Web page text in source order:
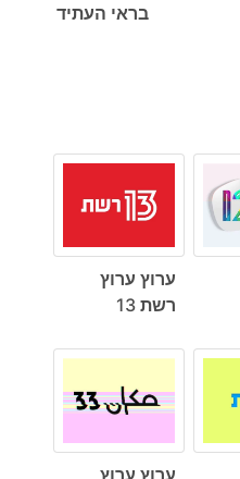
בראי העתיד
ערוץ ערוץ
רשת 13
ערוץ ערוץ